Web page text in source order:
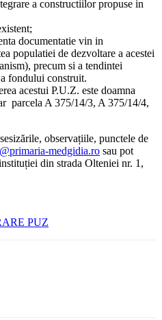
a constructiilor propuse in
documentatie vin in
populatiei de dezvoltare a acestei
precum si a tendintei
fondului construit.
acestui P.U.Z. este doamna
A 375/14/3, A 375/14/4,
observațiile, punctele de
medgidia.ro sau pot
din strada Olteniei nr. 1,
PUZ